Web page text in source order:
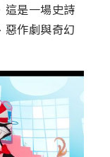
這是一場史詩
惡作劇與奇幻